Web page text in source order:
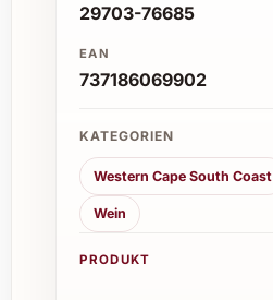
29703-76685
EAN
737186069902
KATEGORIEN
Western Cape South Coast
Wein
PRODUKT